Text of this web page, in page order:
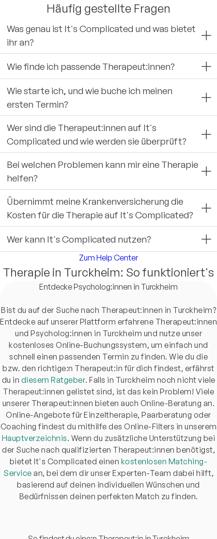
Häufig gestellte Fragen
Was genau ist It's Complicated und was bietet
ihr an?
Wie finde ich passende Therapeut:innen?
Wie starte ich, und wie buche ich meinen
ersten Termin?
Wer sind die Therapeut:innen auf It's
Complicated und wie werden sie überprüft?
Bei welchen Problemen kann mir eine Therapie
helfen?
Übernimmt meine Krankenversicherung die
Kosten für die Therapie auf It's Complicated?
Wer kann It's Complicated nutzen?
Zum Help Center
Therapie in Turckheim: So funktioniert's
Entdecke Psycholog:innen in Turckheim
Bist du auf der Suche nach Therapeut:innen in Turckheim?
Entdecke auf unserer Plattform erfahrene Therapeut:innen
und Psycholog:innen in Turckheim und nutze unser
kostenloses Online-Buchungssystem, um einfach und
schnell einen passenden Termin zu finden. Wie du die
bzw. den richtige:n Therapeut:in für dich findest, erfährst
du in diesem Ratgeber. Falls in Turckheim noch nicht viele
Therapeut:innen gelistet sind, ist das kein Problem! Viele
unserer Therapeut:innen bieten auch Online-Beratung an.
Online-Angebote für Einzeltherapie, Paarberatung oder
Coaching findest du mithilfe des Online-Filters in unserem
Hauptverzeichnis. Wenn du zusätzliche Unterstützung bei
der Suche nach qualifizierten Therapeut:innen benötigst,
bietet It's Complicated einen kostenlosen Matching-
Service an, bei dem dir unser Experten-Team dabei hilft,
basierend auf deinen individuellen Wünschen und
Bedürfnissen deinen perfekten Match zu finden.